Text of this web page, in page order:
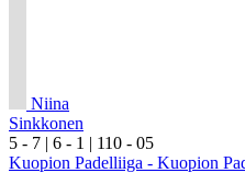
Niina
Sinkkonen
5 - 7 | 6 - 1 | 110 - 05
Kuopion Padelliiga - Kuopion